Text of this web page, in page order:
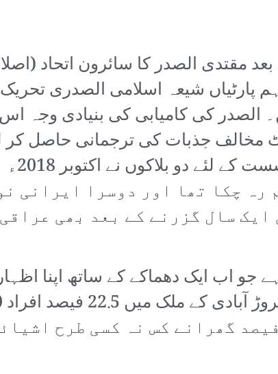
انتخابات کے بعد مقتدی الصدر کا سائرون
پارٹیاں شیعہ اسلامی الصدری
الصدر کی کامیابی کی بنیادی وجہ
جذبات کی ترجمانی حاصل کر
پر
چکا تھا اور دوسرا ایرانی
سال گزرنے کے بعد بھی
جو اب ایک دھماکے کے ساتھ اپنا
گزارنے پر مجبور ہیں۔ اس دوران 16 فیصد گھرانے